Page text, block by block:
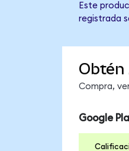
Este
registrada
Obtén
Compra,
Google